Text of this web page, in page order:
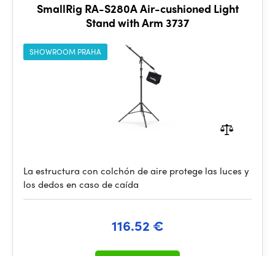
SmallRig RA-S280A Air-cushioned Light
Stand with Arm 3737
SHOWROOM PRAHA
La estructura con colchón de aire protege las luces y
los dedos en caso de caída
116.52 €